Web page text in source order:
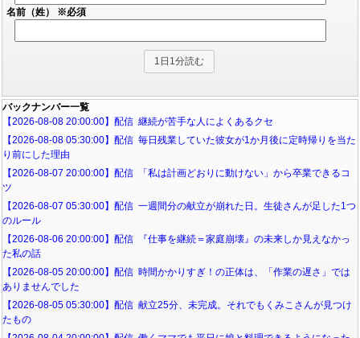
名前（姓） ※必須
バックナンバー一覧
【2026-08-08 20:00:00】配信 継続が苦手な人によくあるクセ
【2026-08-08 05:30:00】配信 毎日残業していた彼女が1か月後に定時帰りを当た
り前にした理由
【2026-08-07 20:00:00】配信 「私は計画どおりに動けない」から卒業できるコ
ツ
【2026-08-07 05:30:00】配信 一週間分の献立が崩れた日。生徒さんが足した1つ
のルール
【2026-08-06 20:00:00】配信 『仕事を継続＝家庭崩壊』の未来しか見えなかっ
た私の話
【2026-08-05 20:00:00】配信 時間かかりすぎ！の正体は、「作業の遅さ」では
ありませんでした
【2026-08-05 05:30:00】配信 献立25分、未完成。それでもくみこさんが見つけ
たもの